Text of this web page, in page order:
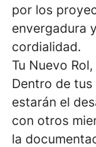
por los
envergadura
cordialidad.
Tu Nuevo
Dentro de
estarán el
con otros
la